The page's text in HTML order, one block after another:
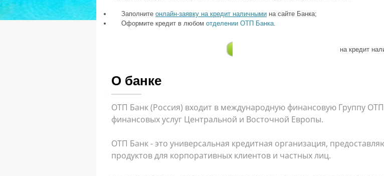
Заполните онлайн-заявку на кредит наличными на сайте Банка;
Оформите кредит в любом отделении ОТП Банка.
на кредит
О банке
ОТП Банк (Россия) входит в международную финансовую Группу
финансовых услуг Центральной и Восточной Европы.
ОТП Банк - это универсальная кредитная организация,
продуктов для корпоративных клиентов и частных лиц.